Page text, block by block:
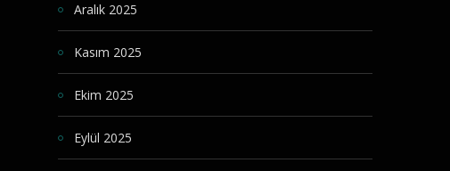
Aralık 2025
Kasım 2025
Ekim 2025
Eylül 2025